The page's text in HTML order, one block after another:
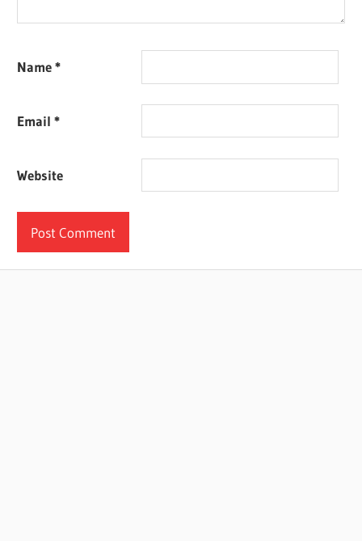
Name*
Email*
Website